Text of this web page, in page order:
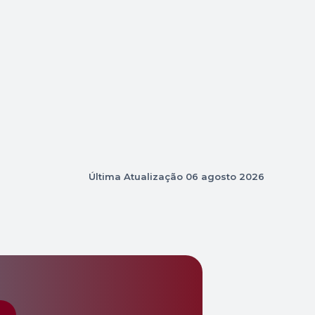
Última Atualização 06 agosto 2026